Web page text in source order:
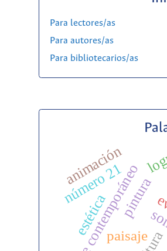
Para lectores/as
Para autores/as
Para bibliotecarios/as
paisaje
pintura
arte contemporáneo
número 21
estética
animación